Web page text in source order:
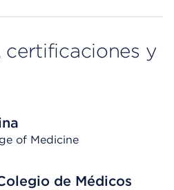
certificaciones y
of Medicine
de Médicos